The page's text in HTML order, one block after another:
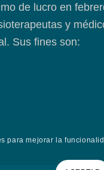
de lucro en
y
Sus fines son:
para mejorar la